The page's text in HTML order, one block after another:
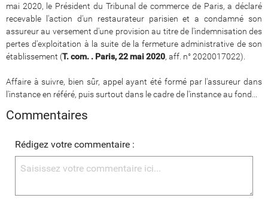
mai 2020, le Président du Tribunal de commerce de Paris, a déclaré
recevable l'action d'un restaurateur parisien et a condamné son
assureur au versement d'une provision au titre de l'indemnisation des
pertes d'exploitation à la suite de la fermeture administrative de son
établissement (T. com. . Paris, 22 mai 2020, aff. n° 2020017022).
Affaire à suivre, bien sûr, appel ayant été formé par l'assureur dans
l'instance en référé, puis surtout dans le cadre de l'instance au fond...
Commentaires
Rédigez votre commentaire :